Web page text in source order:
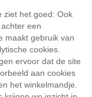
ziet het goed: Ook
een
maakt gebruik van
cookies.
ervoor dat de site
aan cookies
het winkelmandje.